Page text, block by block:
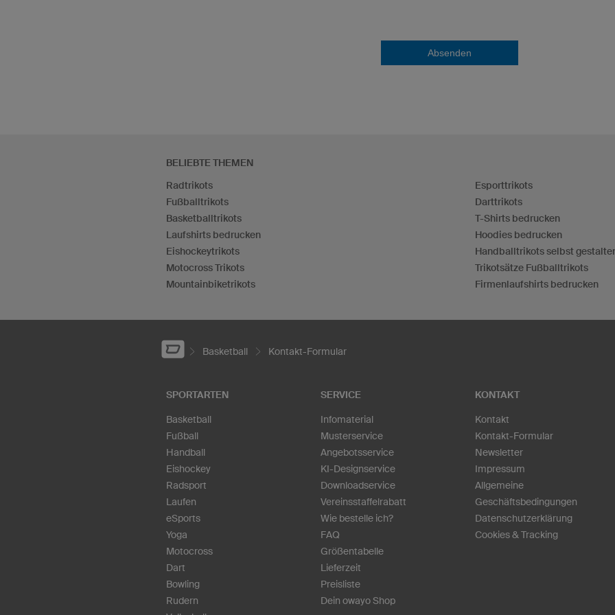
Absenden
BELIEBTE THEMEN
Radtrikots
Fußballtrikots
Basketballtrikots
Laufshirts bedrucken
Eishockeytrikots
Motocross Trikots
Mountainbiketrikots
Esporttrikots
Darttrikots
T-Shirts bedrucken
Hoodies bedrucken
Handballtrikots selbst
Trikotsätze Fußballtrikots
Firmenlaufshirts bedrucken
Basketball Kontakt-Formular
SPORTARTEN
Basketball
Fußball
Handball
Eishockey
Radsport
Laufen
eSports
Yoga
Motocross
Dart
Bowling
Rudern
SERVICE
Infomaterial
Musterservice
Angebotsservice
KI-Designservice
Downloadservice
Vereinsstaffelrabatt
Wie bestelle ich?
FAQ
Größentabelle
Lieferzeit
Preisliste
Dein owayo Shop
KONTAKT
Kontakt
Kontakt-Formular
Newsletter
Impressum
Allgemeine
Geschäftsbedingungen
Datenschutzerklärung
Cookies & Tracking